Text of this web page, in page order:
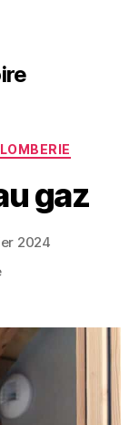
gaz
2024